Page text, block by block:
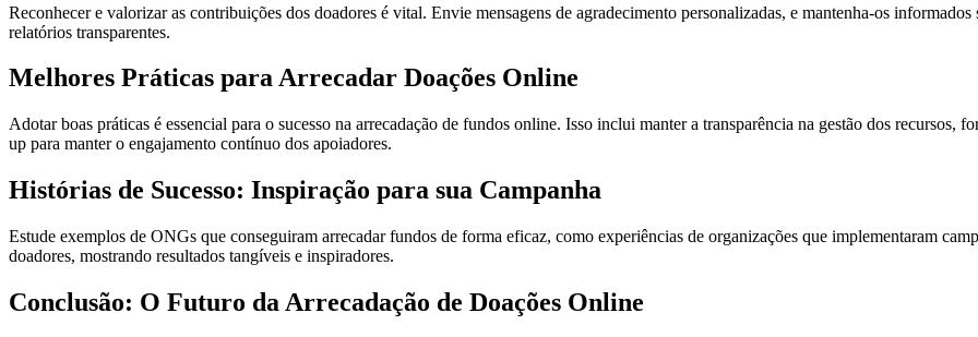
Reconhecer e valorizar as contribuições dos doadores é vital. Envie mensagens de agradecimento personalizadas, e mantenha-os
relatórios transparentes.
Melhores Práticas para Arrecadar Doações Online
Adotar boas práticas é essencial para o sucesso na arrecadação de fundos online. Isso inclui manter a transparência na gestão dos recursos,
up para manter o engajamento contínuo dos apoiadores.
Histórias de Sucesso: Inspiração para sua Campanha
Estude exemplos de ONGs que conseguiram arrecadar fundos de forma eficaz, como experiências de organizações que implementaram
doadores, mostrando resultados tangíveis e inspiradores.
Conclusão: O Futuro da Arrecadação de Doações Online